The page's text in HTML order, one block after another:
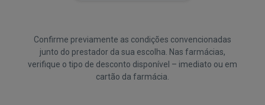
Confirme previamente as condições convencionadas
junto do prestador da sua escolha. Nas farmácias,
verifique o tipo de desconto disponível – imediato ou em
cartão da farmácia.